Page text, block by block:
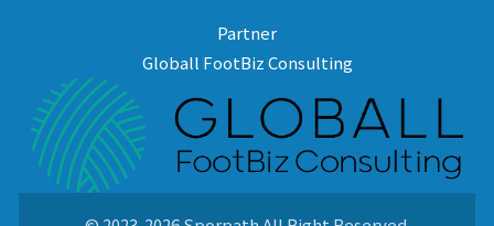
Partner
Globall FootBiz Consulting